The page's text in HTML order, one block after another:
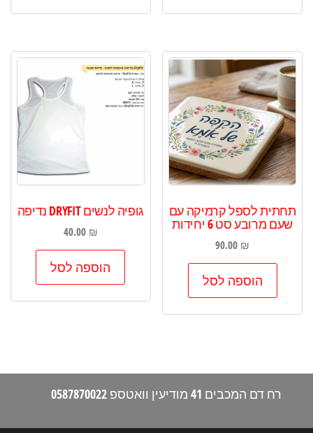
תחתית לספל קרמיקה עם
שעם מרובע סט 6 יחידות
90.00 ₪
הוספה לסל
גופיה לנשים DRYFIT נדיפה
40.00 ₪
הוספה לסל
רח דם המכבים 41 מודיעין וואטספ 0587870022